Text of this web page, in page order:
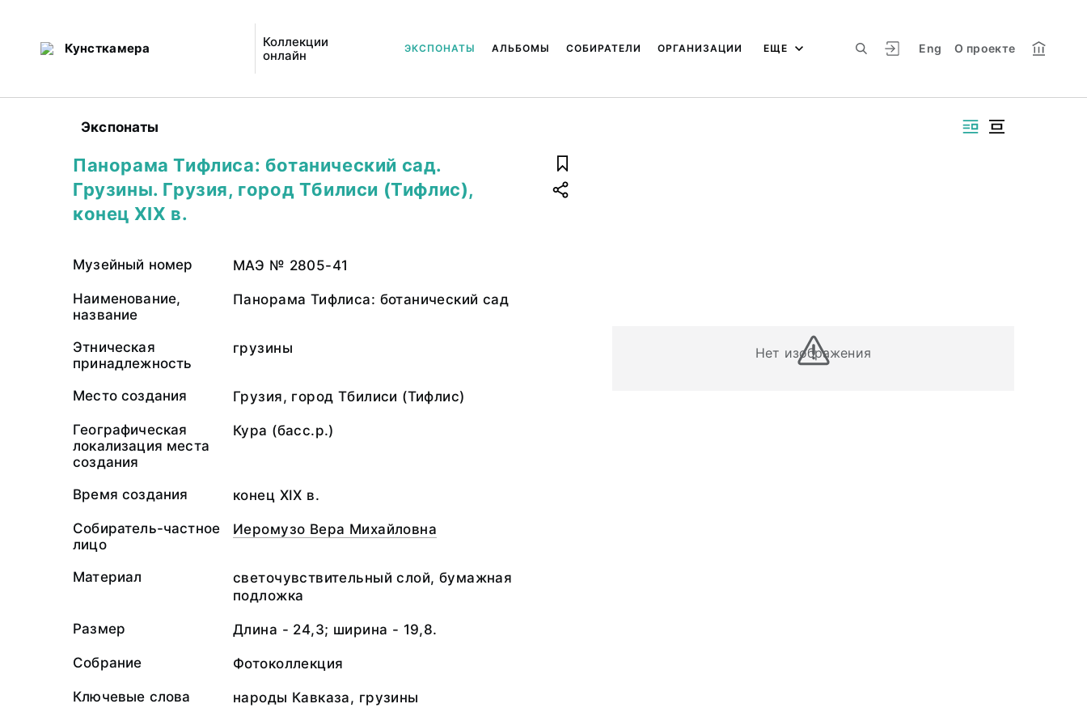
Кунсткамера
Коллекции
онлайн
Eng О проекте
ЭКСПОНАТЫ АЛЬБОМЫ СОБИРАТЕЛИ ОРГАНИЗАЦИИ ЕЩЕ
Экспонаты
Нет изображения
Панорама Тифлиса: ботанический сад.
Грузины. Грузия, город Тбилиси (Тифлис),
конец XIX в.
Музейный номер МАЭ № 2805-41
Наименование,
название
Панорама Тифлиса: ботанический сад
Этническая
принадлежность
грузины
Место создания Грузия, город Тбилиси (Тифлис)
Географическая
локализация места
создания
Кура (басс.р.)
Время создания конец XIX в.
Собиратель-частное
лицо
Иеромузо Вера Михайловна
Материал
светочувствительный слой, бумажная
подложка
Размер Длина - 24,3; ширина - 19,8.
Собрание Фотоколлекция
Ключевые слова народы Кавказа, грузины